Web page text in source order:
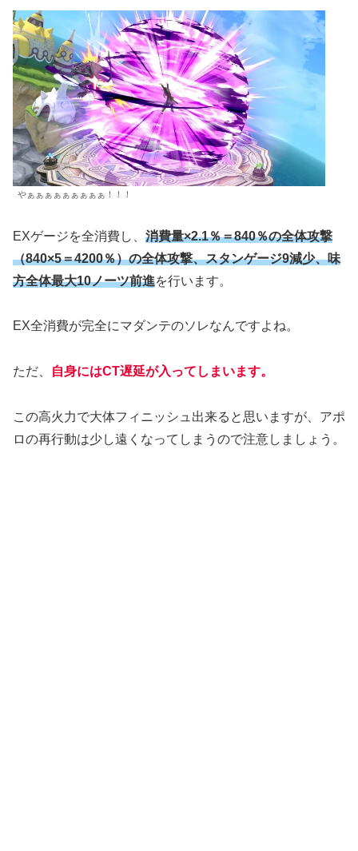
やぁぁぁぁぁぁぁぁぁ！！！
EXゲージを全消費し、 消費量×2.1％＝840％の全体攻撃
（840×5＝4200％）の全体攻撃、スタンゲージ9減少、味
方全体最大10ノーツ前進を行います。
EX全消費が完全にマダンテのソレなんですよね。
ただ、 自身にはCT遅延が入ってしまいます。
この高火力で大体フィニッシュ出来ると思いますが、アポ
ロの再行動は少し遠くなってしまうので注意しましょう。